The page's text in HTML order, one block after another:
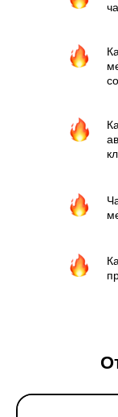
Академия BotHelp
ИНН: 3257037015, ОГРН:
Все права защищены.
разрешено только с